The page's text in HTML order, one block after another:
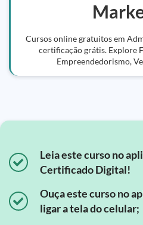
Cursos online gratuitos em
certificação grátis. Explore
Empreendedorismo,
Leia este curso no
Certificado Digital!
Ouça este curso no
ligar a tela do celular;